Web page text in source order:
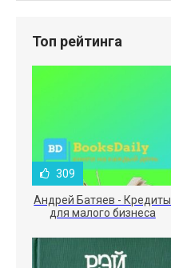
Топ рейтинга
309
Андрей Батяев - Кредиты
для малого бизнеса